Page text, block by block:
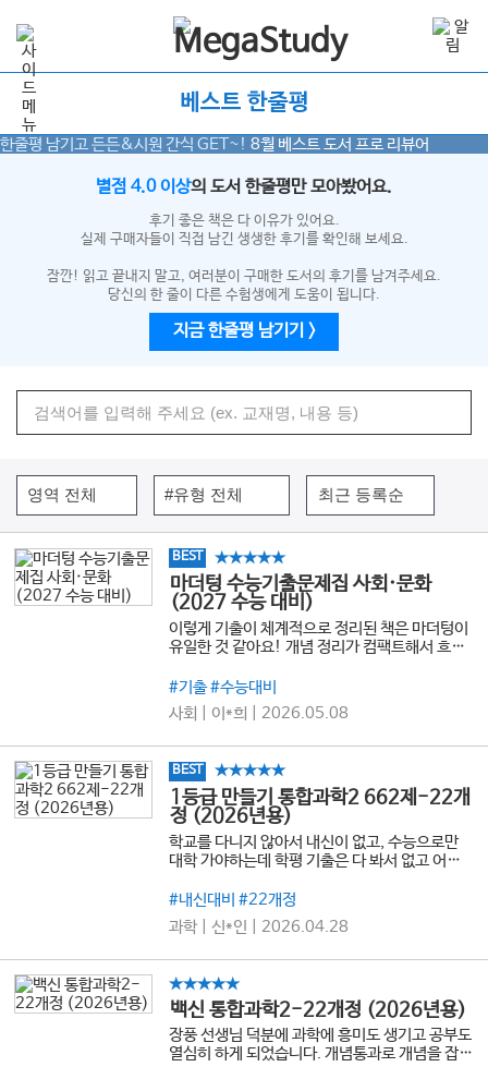
베스트 한줄평
한줄평 남기고 든든&시원 간식 GET~! 8월 베스트 도서 프로 리뷰어
별점 4.0 이상의 도서 한줄평만 모아봤어요.
후기 좋은 책은 다 이유가 있어요.
실제 구매자들이 직접 남긴 생생한 후기를 확인해 보세요.
잠깐! 읽고 끝내지 말고, 여러분이 구매한 도서의 후기를 남겨주세요.
당신의 한 줄이 다른 수험생에게 도움이 됩니다.
지금 한줄평 남기기 >
BEST ★★★★★
마더텅 수능기출문제집 사회·문화
(2027 수능 대비)
이렇게 기출이 체계적으로 정리된 책은 마더텅이
유일한 것 같아요! 개념 정리가 컴팩트해서 흐름
별로 집중 연습할 수 있어 큰 도움이 됐습니다. 특
히 단순히 글로만 길게 설명하는 해설이 아니라,
문제 위에 표시나 정리 포인트를 시각적으로 한눈
해야 하는지 빠르게 이해할 수 있었어요. 사회문
화 내신과 수능을 같이 준비하는 학생들 모두에게
추천하고 싶은 문제집입니다.
#기출 #수능대비
사회 | 이*희 | 2026.05.08
BEST ★★★★★
1등급 만들기 통합과학2 662제-22개
정 (2026년용)
학교를 다니지 않아서 내신이 없고, 수능으로만
대학 가야하는데 학평 기출은 다 봐서 없고 어떤
싸고, 내용도 학평 기출이 아닌 내신 기출이라서
새로운 느낌의 문제들도 있어서 정말 좋은 것 같
아서 내신, 수능 대비 하기에 둘 다 좋은 것 같습니
#내신대비 #22개정
과학 | 신*인 | 2026.04.28
★★★★★
백신 통합과학2-22개정 (2026년용)
장풍 선생님 덕분에 과학에 흥미도 생기고 공부도
열심히 하게 되었습니다. 개념통과로 개념을 잡고